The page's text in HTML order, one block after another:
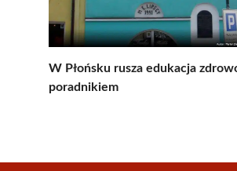
W Płońsku rusza edukacja
poradnikiem